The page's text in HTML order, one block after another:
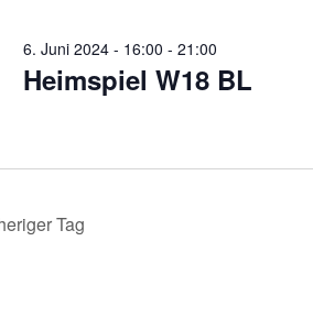
Heimspiel W18 BL
6. Juni 2024 - 16:00 - 21:00
Tag